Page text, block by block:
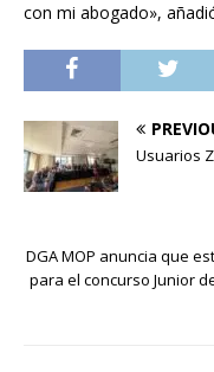
con mi abogado»,
Usuarios
DGA MOP anuncia que
para el concurso Junior